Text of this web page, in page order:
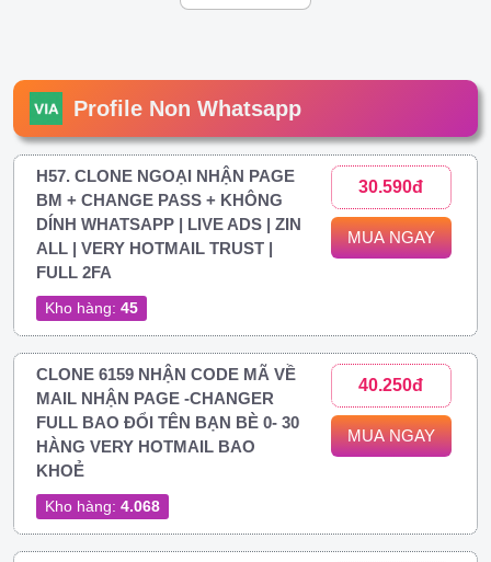
Profile Non Whatsapp
H57. CLONE NGOẠI NHẬN PAGE
BM + CHANGE PASS + KHÔNG
DÍNH WHATSAPP | LIVE ADS | ZIN
ALL | VERY HOTMAIL TRUST |
FULL 2FA
Kho hàng: 45
30.590đ
MUA NGAY
CLONE 6159 NHẬN CODE MÃ VỀ
MAIL NHẬN PAGE -CHANGER
FULL BAO ĐỔI TÊN BẠN BÈ 0- 30
HÀNG VERY HOTMAIL BAO
KHOẺ
Kho hàng: 4.068
40.250đ
MUA NGAY